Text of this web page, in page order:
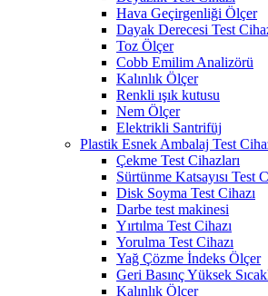
Hava Geçirgenliği Ölçer
Dayak Derecesi Test
Toz Ölçer
Cobb Emilim Analizörü
Kalınlık Ölçer
Renkli ışık kutusu
Nem Ölçer
Elektrikli Santrifüj
Plastik Esnek Ambalaj Test
Çekme Test Cihazları
Sürtünme Katsayısı Test
Disk Soyma Test Cihazı
Darbe test makinesi
Yırtılma Test Cihazı
Yorulma Test Cihazı
Yağ Çözme İndeks Ölçer
Geri Basınç Yüksek
Kalınlık Ölçer